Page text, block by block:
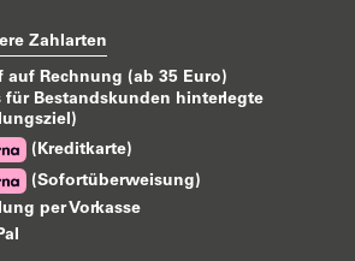
Zahlarten
auf Rechnung (ab 35 Euro)
für Bestandskunden hinterlegte
(Kreditkarte)
(Sofortüberweisung)
per Vorkasse